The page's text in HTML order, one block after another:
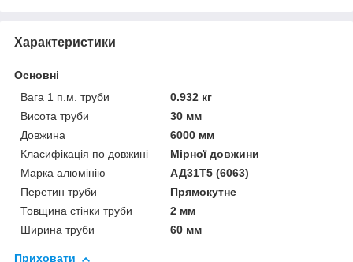
Характеристики
Основні
Вага 1 п.м. труби
0.932 кг
Висота труби
30 мм
Довжина
6000 мм
Класифікація по довжині
Мірної довжини
Марка алюмінію
АД31Т5 (6063)
Перетин труби
Прямокутне
Товщина стінки труби
2 мм
Ширина труби
60 мм
Приховати